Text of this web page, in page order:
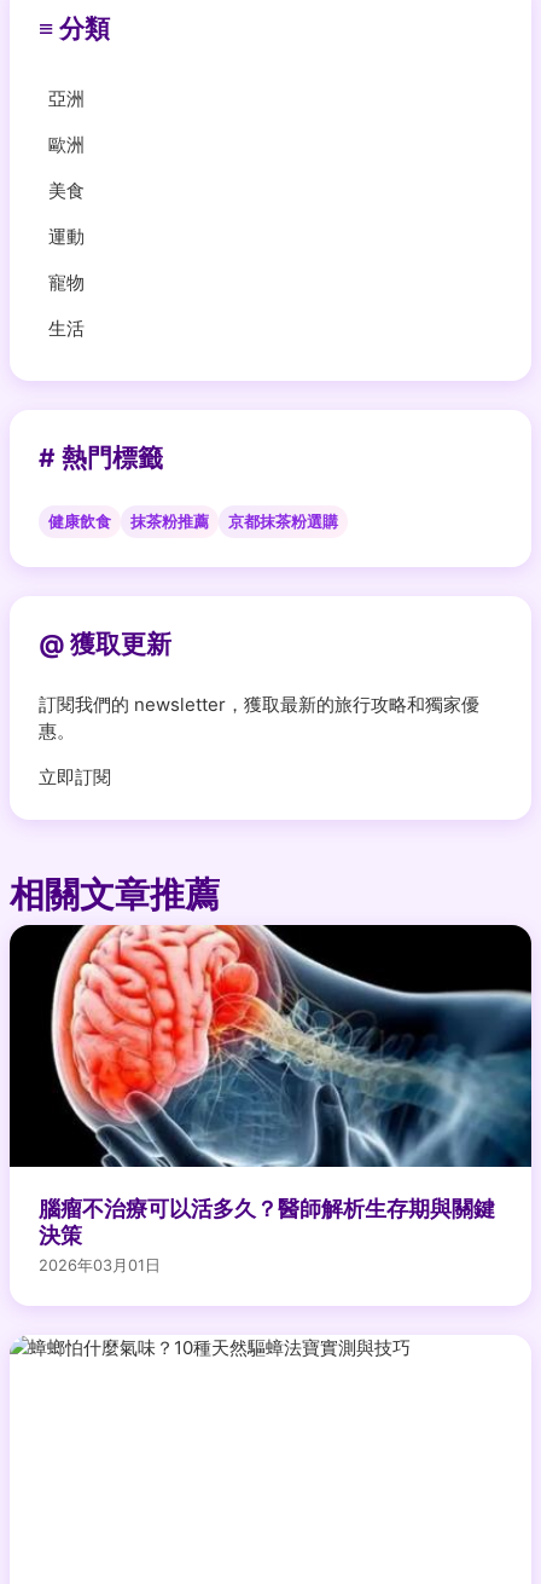
≡ 分類
亞洲
歐洲
美食
運動
寵物
生活
# 熱門標籤
健康飲食 抹茶粉推薦 京都抹茶粉選購
@ 獲取更新
訂閱我們的 newsletter，獲取最新的旅行攻略和獨家優
惠。
立即訂閱
相關文章推薦
腦瘤不治療可以活多久？醫師解析生存期與關鍵
決策
2026年03月01日